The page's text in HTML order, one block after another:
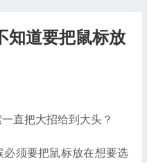
知道要把鼠标放
直把大招给到大头？
须要把鼠标放在想要选